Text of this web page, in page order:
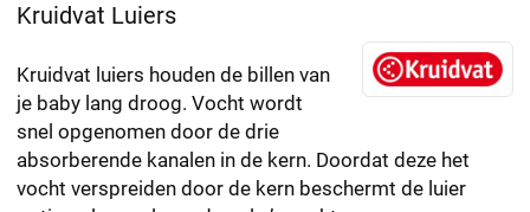
Kruidvat Luiers
Kruidvat luiers houden de billen van
je baby lang droog. Vocht wordt
snel opgenomen door de drie
absorberende kanalen in de kern. Doordat deze het
vocht verspreiden door de kern beschermt de luier